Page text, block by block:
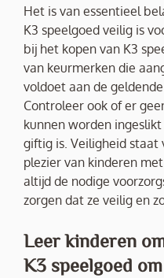
Het is van essentieel
K3 speelgoed veilig is
bij het kopen van K3
van keurmerken die
voldoet aan de
Controleer ook of er
kunnen worden
giftig is. Veiligheid staat
plezier van kinderen
altijd de nodige
zorgen dat ze veilig en
Leer kinderen
K3 speelgoed